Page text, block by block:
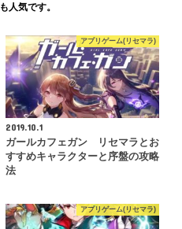
人気です。
アプリゲーム(リセマラ)
2019.10.1
ガールカフェガン リセマラとお
すすめキャラクターと序盤の攻略
法
アプリゲーム(リセマラ)